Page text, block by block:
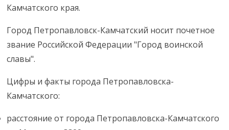
Камчатского края.
Город Петропавловск-Камчатский носит почетное
звание Российской Федерации "Город воинской
славы".
Цифры и факты города Петропавловска-
Камчатского:
расстояние от города Петропавловска-Камчатского